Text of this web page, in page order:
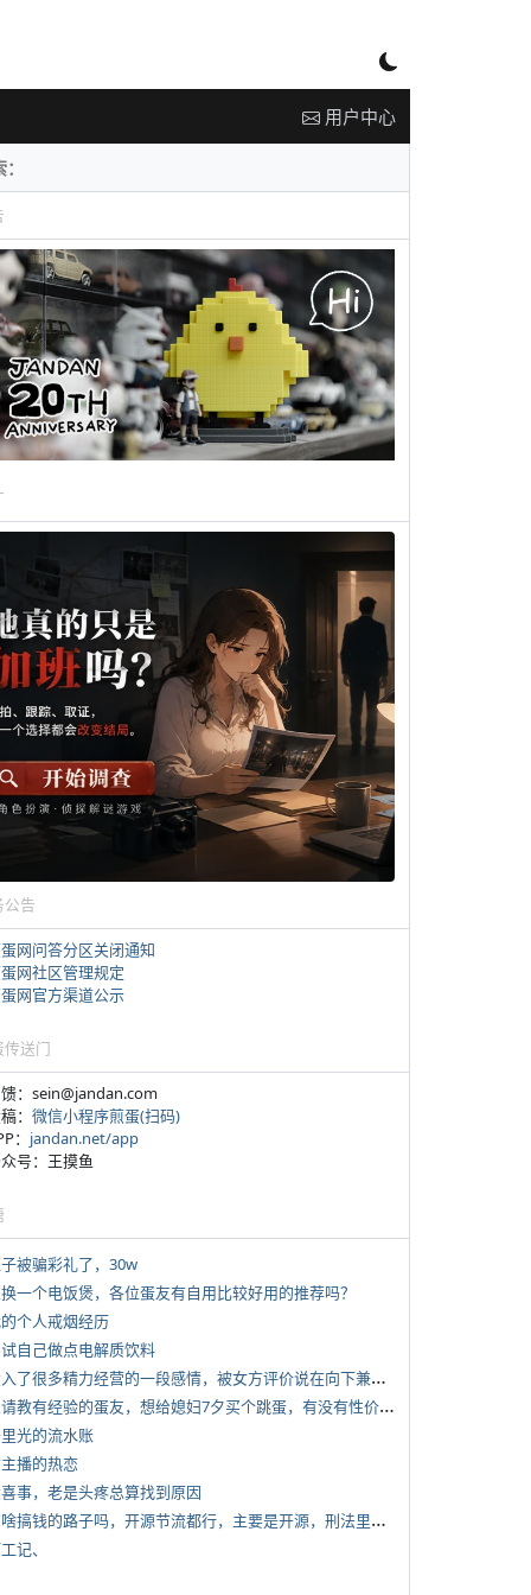
用户中心
公告
网问答分区关闭通知
网社区管理规定
网官方渠道公示
传送门
：sein@jandan.com
： 微信小程序煎蛋(扫码)
： jandan.net/app
号：王摸鱼
被骗彩礼了，30w
一个电饭煲，各位蛋友有自用比较好用的推荐吗？
个人戒烟经历
自己做点电解质饮料
*
投入了很多精力经营的一段感情，被女方评价说在向下兼容我，感觉有点破防
*
想请教有经验的蛋友，想给媳妇7夕买个跳蛋，有没有性价比高的推荐
光的流水账
播的热恋
事，老是头疼总算找到原因
*
有啥搞钱的路子吗，开源节流都行，主要是开源，刑法里的咱不做
记、